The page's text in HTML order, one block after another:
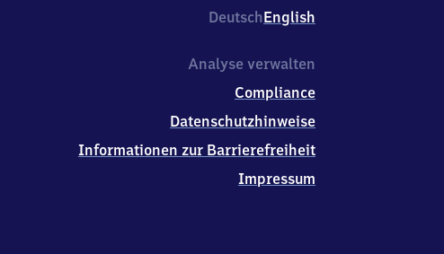
DeutschEnglish
Analyse verwalten
Compliance
Datenschutzhinweise
Informationen zur Barrierefreiheit
Impressum